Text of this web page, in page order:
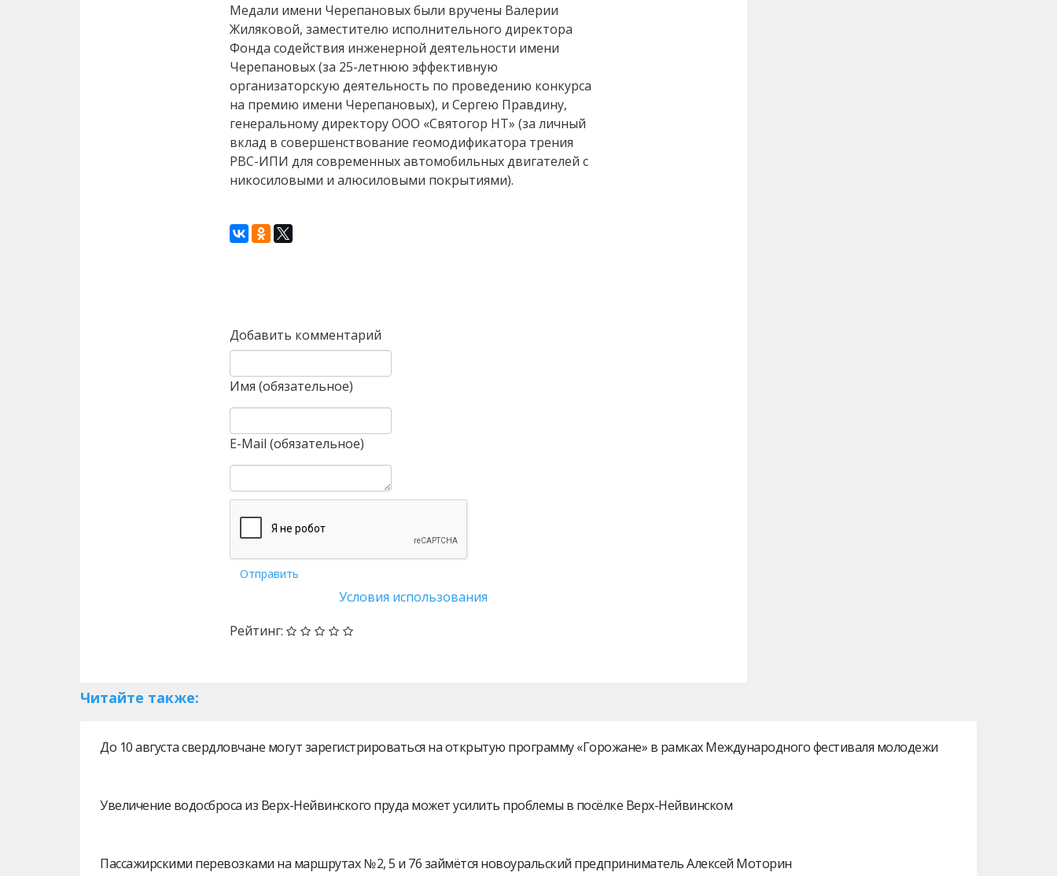
Медали имени Черепановых были вручены Валерии
Жиляковой, заместителю исполнительного директора
Фонда содействия инженерной деятельности имени
Черепановых (за 25-летнюю эффективную
организаторскую деятельность по проведению конкурса
на премию имени Черепановых), и Сергею Правдину,
генеральному директору ООО «Святогор НТ» (за личный
вклад в совершенствование геомодификатора трения
РВС-ИПИ для современных автомобильных двигателей с
никосиловыми и алюсиловыми покрытиями).
Добавить комментарий
Имя (обязательное)
E-Mail (обязательное)
Отправить
Условия использования
Рейтинг:
Читайте также:
До 10 августа свердловчане могут зарегистрироваться на открытую программу «Горожане» в рамках Международного фестиваля молодежи
Увеличение водосброса из Верх-Нейвинского пруда может усилить проблемы в посёлке Верх-Нейвинском
Пассажирскими перевозками на маршрутах № 2, 5 и 76 займётся новоуральский предприниматель Алексей Моторин